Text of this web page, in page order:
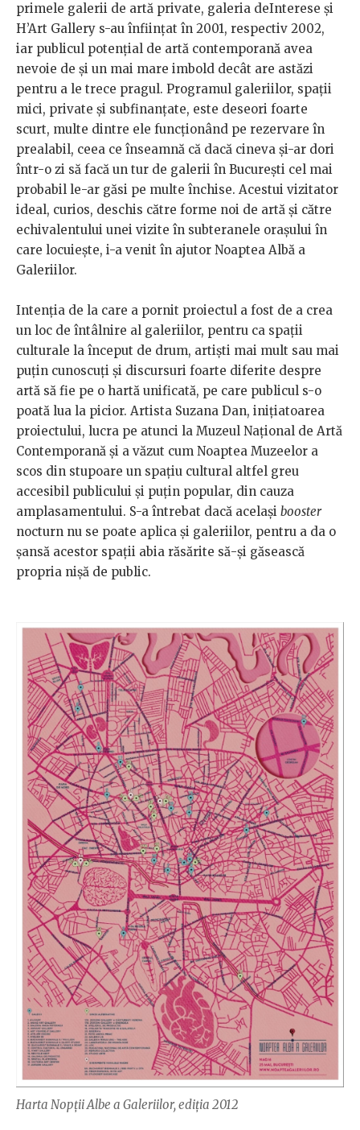
primele galerii de artă private, galeria deInterese și
H’Art Gallery s-au înființat în 2001, respectiv 2002,
iar publicul potențial de artă contemporană avea
nevoie de și un mai mare imbold decât are astăzi
pentru a le trece pragul. Programul galeriilor, spații
mici, private și subfinanțate, este deseori foarte
scurt, multe dintre ele funcționând pe rezervare în
prealabil, ceea ce înseamnă că dacă cineva și-ar dori
într-o zi să facă un tur de galerii în București cel mai
probabil le-ar găsi pe multe închise. Acestui vizitator
ideal, curios, deschis către forme noi de artă și către
echivalentului unei vizite în subteranele orașului în
care locuiește, i-a venit în ajutor Noaptea Albă a
Galeriilor.
Intenția de la care a pornit proiectul a fost de a crea
un loc de întâlnire al galeriilor, pentru ca spații
culturale la început de drum, artiști mai mult sau mai
puțin cunoscuți și discursuri foarte diferite despre
artă să fie pe o hartă unificată, pe care publicul s-o
poată lua la picior. Artista Suzana Dan, inițiatoarea
proiectului, lucra pe atunci la Muzeul Național de Artă
Contemporană și a văzut cum Noaptea Muzeelor a
scos din stupoare un spațiu cultural altfel greu
accesibil publicului și puțin popular, din cauza
amplasamentului. S-a întrebat dacă același booster
nocturn nu se poate aplica și galeriilor, pentru a da o
șansă acestor spații abia răsărite să-și găsească
propria nișă de public.
Harta Nopții Albe a Galeriilor, ediția 2012